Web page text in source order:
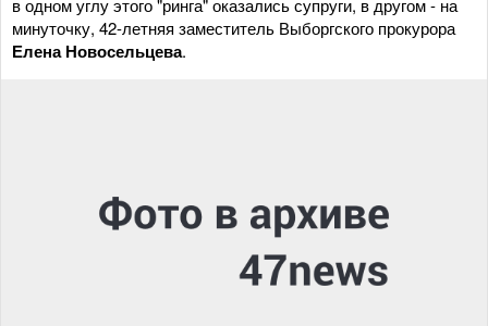
в одном углу этого "ринга" оказались супруги, в другом - на
минуточку, 42-летняя заместитель Выборгского прокурора
Елена Новосельцева.